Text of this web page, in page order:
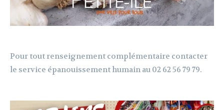
Pour tout renseignement complémentaire contacter
le service épanouissement humain au 02 62 56 79 79.